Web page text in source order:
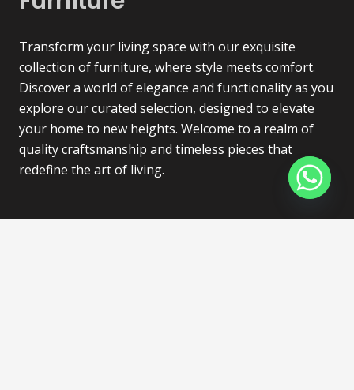
Transform your living space with our exquisite
collection of furniture, where style meets comfort.
Discover a world of elegance and functionality as you
explore our curated selection, designed to elevate
your home to new heights. Welcome to a realm of
quality craftsmanship and timeless pieces that
redefine the art of living.